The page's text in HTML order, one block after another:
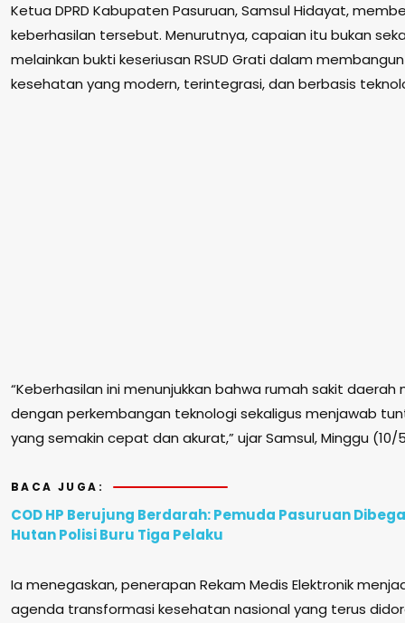
Ketua DPRD Kabupaten Pasuruan, Samsul Hidayat,
keberhasilan tersebut. Menurutnya, capaian itu bukan
melainkan bukti keseriusan RSUD Grati dalam
kesehatan yang modern, terintegrasi, dan berbasis
“Keberhasilan ini menunjukkan bahwa rumah sakit
dengan perkembangan teknologi sekaligus menjawab
yang semakin cepat dan akurat,” ujar Samsul, Minggu (10/
BACA JUGA:
COD HP Berujung Berdarah: Pemuda Pasuruan
Hutan Polisi Buru Tiga Pelaku
Ia menegaskan, penerapan Rekam Medis Elektronik
agenda transformasi kesehatan nasional yang terus